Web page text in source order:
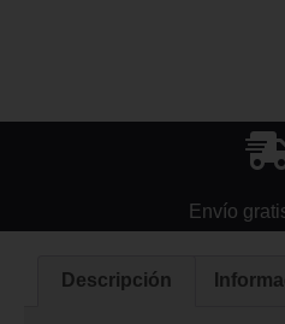
Envío
Descripción